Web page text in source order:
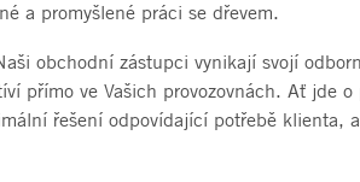
a promyšlené práci se dřevem.
obchodní zástupci vynikají svojí
přímo ve Vašich provozovnách. Ať jde
řešení odpovídající potřebě klienta,